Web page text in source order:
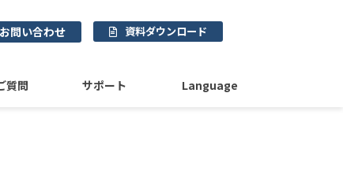
お問い合わせ 資料ダウンロード
質問 サポート Language